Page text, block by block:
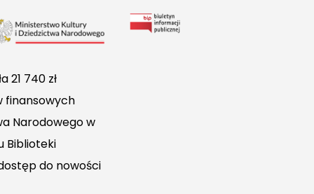
21 740 zł
finansowych
Narodowego w
Biblioteki
do nowości
Link